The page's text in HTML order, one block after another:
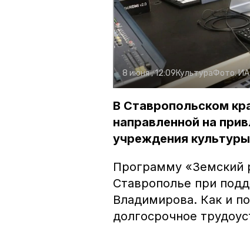
8 июня , 12:09КультураФото:ИА
В Ставропольском
направленной на
учреждения
Программу «Земский
Ставрополье при
Владимирова. Как и
долгосрочное